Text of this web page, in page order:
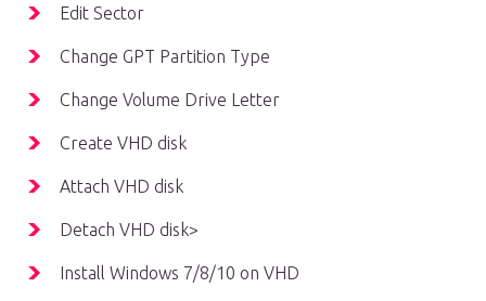
Edit Sector
Change GPT Partition Type
Change Volume Drive Letter
Create VHD disk
Attach VHD disk
Detach VHD disk>
Install Windows 7/8/10 on VHD